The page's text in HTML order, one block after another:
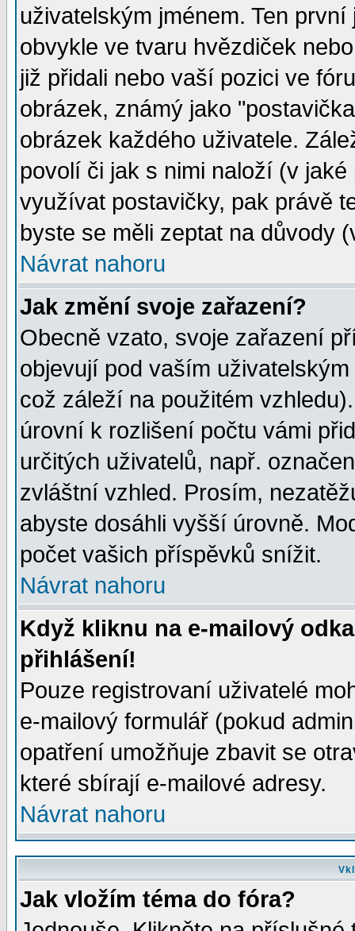
uživatelským jménem. Ten
obvykle ve tvaru hvězdiček
již přidali nebo vaší pozici ve
obrázek, známý jako
obrázek každého uživatele.
povolí či jak s nimi naloží (v
využívat postavičky, pak právě
byste se měli zeptat na důvody
Návrat nahoru
Jak změní svoje zařazení?
Obecně vzato, svoje zařazení
objevují pod vaším
což záleží na použitém
úrovní k rozlišení počtu vámi
určitých uživatelů, např.
zvláštní vzhled. Prosím,
abyste dosáhli vyšší úrovně.
počet vašich příspěvků snížit.
Návrat nahoru
Když kliknu na e-mailový
přihlášení!
Pouze registrovaní uživatelé
e-mailový formulář (pokud
opatření umožňuje zbavit se
které sbírají e-mailové adresy.
Návrat nahoru
Jak vložím téma do fóra?